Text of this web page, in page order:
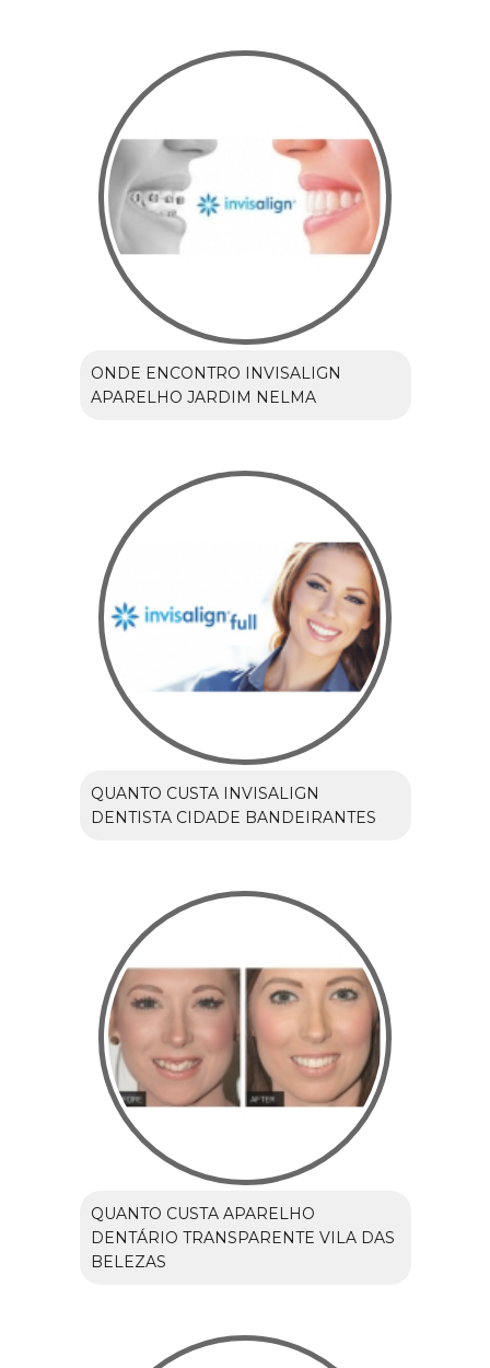
ONDE ENCONTRO INVISALIGN
APARELHO JARDIM NELMA
QUANTO CUSTA INVISALIGN
DENTISTA CIDADE BANDEIRANTES
QUANTO CUSTA APARELHO
DENTÁRIO TRANSPARENTE VILA DAS
BELEZAS